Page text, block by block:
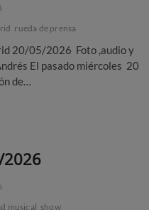
rueda de prensa
20/05/2026 Foto ,audio y
El pasado miércoles 20
de…
musical show